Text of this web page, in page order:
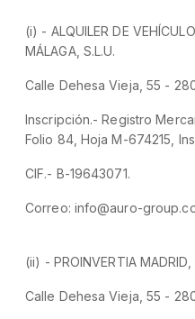
(i) - ALQUILER DE
MÁLAGA, S.L.U.
Calle Dehesa Vieja, 55 -
Inscripción.- Registro
Folio 84, Hoja M-674215,
CIF.- B-19643071.
Correo: info@auro-
(ii) - PROINVERTIA MADRID,
Calle Dehesa Vieja, 55 -